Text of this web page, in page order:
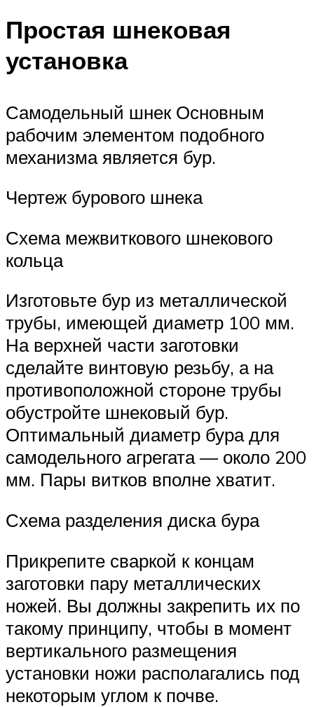
Простая шнековая
установка
Самодельный шнек Основным
рабочим элементом подобного
механизма является бур.
Чертеж бурового шнека
Схема межвиткового шнекового
кольца
Изготовьте бур из металлической
трубы, имеющей диаметр 100 мм.
На верхней части заготовки
сделайте винтовую резьбу, а на
противоположной стороне трубы
обустройте шнековый бур.
Оптимальный диаметр бура для
самодельного агрегата — около 200
мм. Пары витков вполне хватит.
Схема разделения диска бура
Прикрепите сваркой к концам
заготовки пару металлических
ножей. Вы должны закрепить их по
такому принципу, чтобы в момент
вертикального размещения
установки ножи располагались под
некоторым углом к почве.